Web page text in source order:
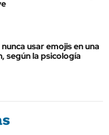
usar emojis en una
según la psicología